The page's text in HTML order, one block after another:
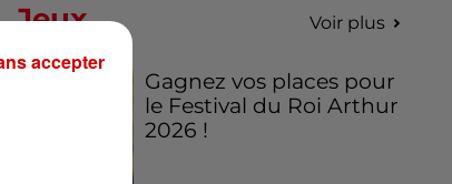
Jeux Voir plus
Gagnez vos places pour
le Festival du Roi Arthur
2026 !
accepter